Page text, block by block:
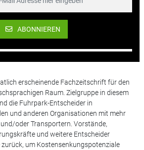
ABONNIEREN
erscheinende Fachzeitschrift für den
Raum. Zielgruppe in diesem
die Fuhrpark-Entscheider in
und anderen Organisationen mit mehr
oder Transportern. Vorstände,
und weitere Entscheider
um Kostensenkungspotenziale